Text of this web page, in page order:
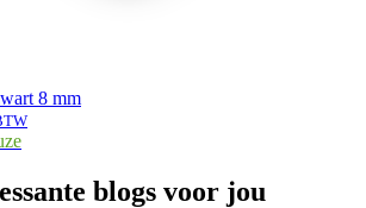
8 mm
blogs voor jou